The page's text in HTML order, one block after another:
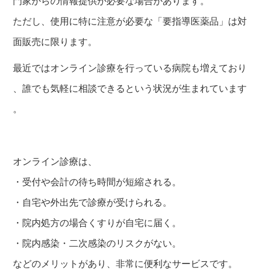
ただし、使用に特に注意が必要な「要指導医薬品」は対
面販売に限ります。
最近ではオンライン診療を行っている病院も増えており
、誰でも気軽に相談できるという状況が生まれています
。
オンライン診療は、
・受付や会計の待ち時間が短縮される。
・自宅や外出先で診療が受けられる。
・院内処方の場合くすりが自宅に届く。
・院内感染・二次感染のリスクがない。
などのメリットがあり、非常に便利なサービスです。